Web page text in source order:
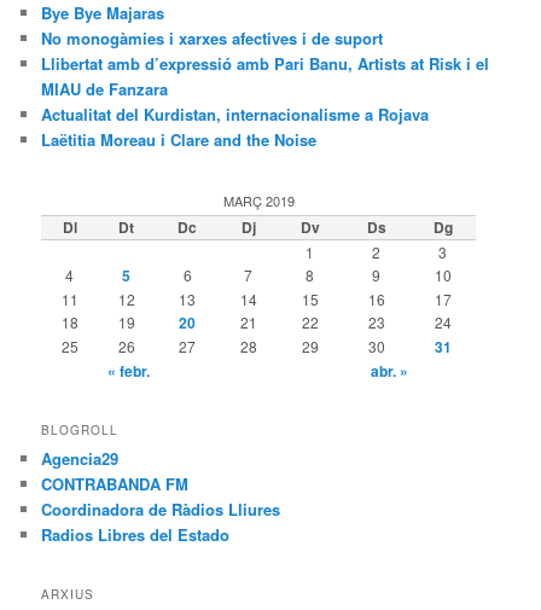
Bye Bye Majaras
No monogàmies i xarxes afectives i de suport
Llibertat amb d’expressió amb Pari Banu, Artists at Risk i el
MIAU de Fanzara
Actualitat del Kurdistan, internacionalisme a Rojava
Laëtitia Moreau i Clare and the Noise
MARÇ 2019
Dl Dt Dc Dj Dv Ds Dg
1 2
3
4
5 6 7 8 9
10
11
12 13 14 15 16
17
18
19 20 21 22 23
24
25
26 27 28 29 30
31
« febr.
abr. »
BLOGROLL
Agencia29
CONTRABANDA FM
Coordinadora de Ràdios Lliures
Radios Libres del Estado
ARXIUS